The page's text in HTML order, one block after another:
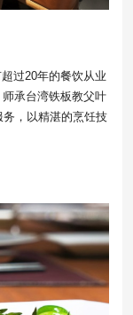
过20年的餐饮从业
承台湾铁板教父叶
，以精湛的烹饪技